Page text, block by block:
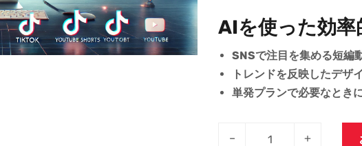
AIを使った効率
SNSで注目を集める短編
トレンドを反映したデザ
単発プランで必要なとき
– +